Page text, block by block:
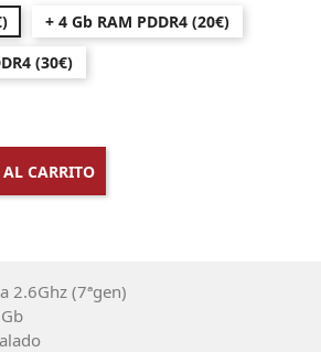
+ 4 Gb RAM PDDR4 (20€)
(30€)
CARRITO
2.6Ghz (7ªgen)